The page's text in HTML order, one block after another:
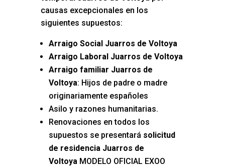
causas excepcionales en los
siguientes supuestos:
Arraigo Social Juarros de Voltoya
Arraigo Laboral Juarros de Voltoya
Arraigo familiar Juarros de
Voltoya: Hijos de padre o madre
originariamente españoles
Asilo y razones humanitarias.
Renovaciones en todos los
supuestos se presentará solicitud
de residencia Juarros de
VoltoyaMODELO OFICIAL EXOO